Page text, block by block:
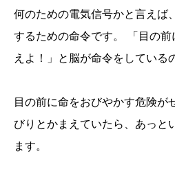
何のための電気信号かと言えば
するための命令です。 「目の
えよ！」と脳が命令をしている
目の前に命をおびやかす危険が
びりとかまえていたら、あっと
ます。